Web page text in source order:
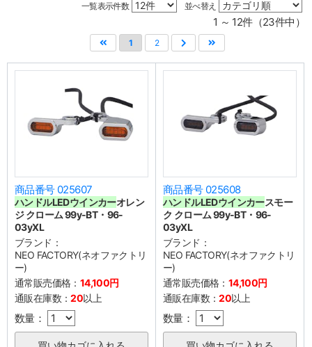
一覧表示件数 並べ替え
1 ～ 12件（23件中）
1 2
商品番号 025607
ハンドルLEDウインカーオレン
ジ クローム 99y-BT・96-
03yXL
ブランド：
NEO FACTORY(ネオファクトリ
ー)
通常販売価格： 14,100円
通販在庫数：20以上
数量：
商品番号 025608
ハンドルLEDウインカースモー
ク クローム 99y-BT・96-
03yXL
ブランド：
NEO FACTORY(ネオファクトリ
ー)
通常販売価格： 14,100円
通販在庫数：20以上
数量：